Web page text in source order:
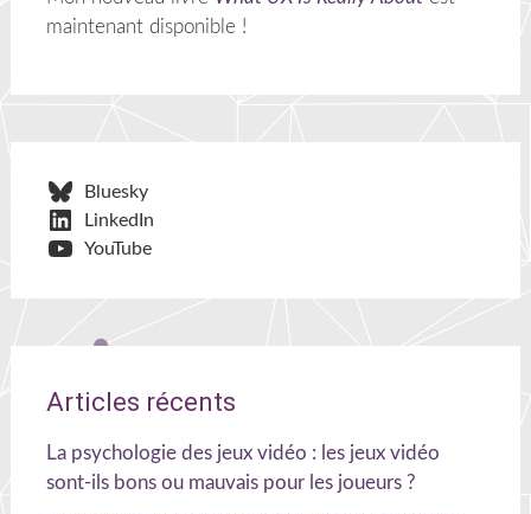
maintenant disponible !
Bluesky
LinkedIn
YouTube
Articles récents
La psychologie des jeux vidéo : les jeux vidéo
sont-ils bons ou mauvais pour les joueurs ?